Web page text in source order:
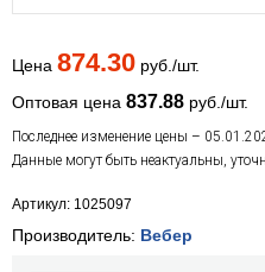
Цена 874.30 руб./шт.
Оптовая цена 837.88 руб./шт.
Последнее изменение цены –
Данные могут быть неактуальны,
Артикул: 1025097
Производитель: Вебер